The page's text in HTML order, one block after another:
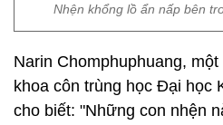
Nhện khổng lồ ẩn nấp bên
Narin Chomphuphuang,
khoa côn trùng học Đại học
cho biết: "Những con nhện